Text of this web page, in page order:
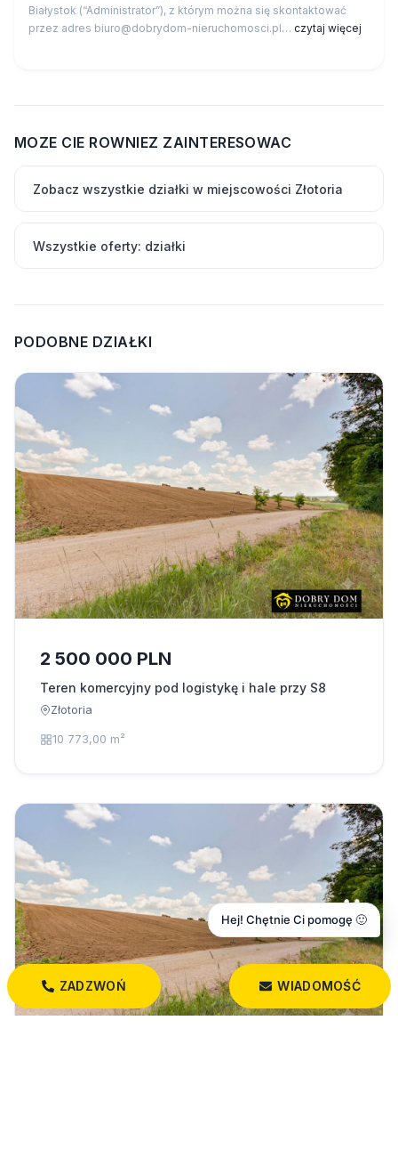
Białystok (“Administrator”), z którym można się skontaktować
przez adres biuro@dobrydom-nieruchomosci.pl… czytaj więcej
MOZE CIE ROWNIEZ ZAINTERESOWAC
Zobacz wszystkie działki w miejscowości Złotoria
Wszystkie oferty: działki
PODOBNE DZIAŁKI
2 500 000 PLN
Teren komercyjny pod logistykę i hale przy S8
Złotoria
10 773,00 m²
ZADZWOŃ WIADOMOŚĆ
Hej! Chętnie Ci pomogę 🙂